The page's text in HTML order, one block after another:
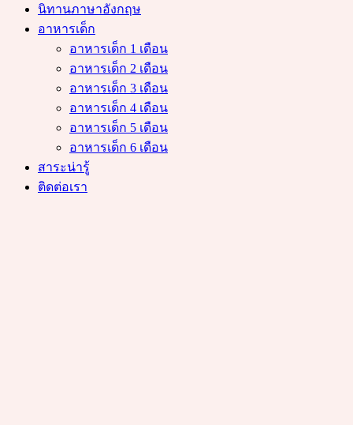
นิทานภาษาอังกฤษ
อาหารเด็ก
อาหารเด็ก 1 เดือน
อาหารเด็ก 2 เดือน
อาหารเด็ก 3 เดือน
อาหารเด็ก 4 เดือน
อาหารเด็ก 5 เดือน
อาหารเด็ก 6 เดือน
สาระน่ารู้
ติดต่อเรา